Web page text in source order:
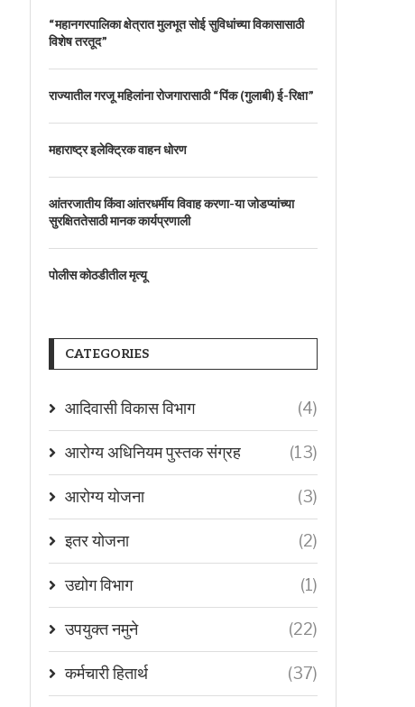
“महानगरपालिका क्षेत्रात मुलभूत सोई सुविधांच्या विकासासाठी
विशेष तरतूद”
राज्यातील गरजू महिलांना रोजगारासाठी “पिंक (गुलाबी) ई-रिक्षा”
महाराष्ट्र इलेक्ट्रिक वाहन धोरण
आंतरजातीय किंवा आंतरधर्मीय विवाह करणा-या जोडप्यांच्या
सुरक्षिततेसाठी मानक कार्यप्रणाली
पोलीस कोठडीतील मृत्यू
CATEGORIES
आदिवासी विकास विभाग (4)
आरोग्य अधिनियम पुस्तक संग्रह (13)
आरोग्य योजना (3)
इतर योजना (2)
उद्योग विभाग (1)
उपयुक्त नमुने (22)
कर्मचारी हितार्थ (37)